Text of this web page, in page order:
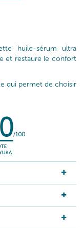
huile-sérum ultra
et restaure le confort
qui permet de choisir